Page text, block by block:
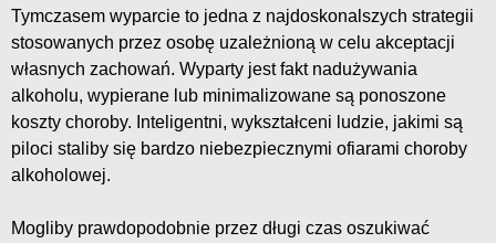
Tymczasem wyparcie to jedna z najdoskonalszych strategii
stosowanych przez osobę uzależnioną w celu akceptacji
własnych zachowań. Wyparty jest fakt nadużywania
alkoholu, wypierane lub minimalizowane są ponoszone
koszty choroby. Inteligentni, wykształceni ludzie, jakimi są
piloci staliby się bardzo niebezpiecznymi ofiarami choroby
alkoholowej.
Mogliby prawdopodobnie przez długi czas oszukiwać